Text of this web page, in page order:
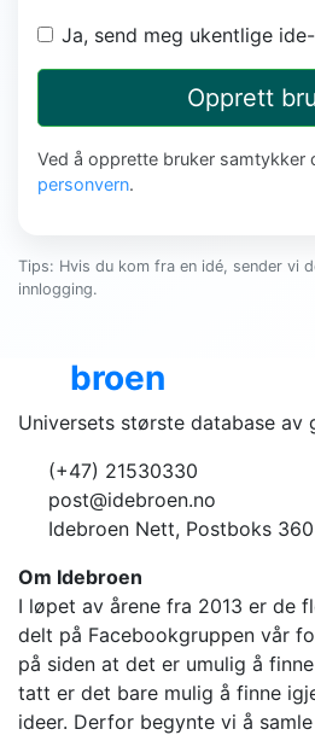
Ja, send meg ukentlige
Opprett
Ved å opprette bruker samtykker
personvern.
Tips: Hvis du kom fra en idé, sender vi
innlogging.
broen
Universets største database av
(+47) 21530330
post@idebroen.no
Idebroen Nett, Postboks
Om Idebroen
I løpet av årene fra 2013 er de
delt på Facebookgruppen vår
på siden at det er umulig å
tatt er det bare mulig å finne
ideer. Derfor begynte vi å